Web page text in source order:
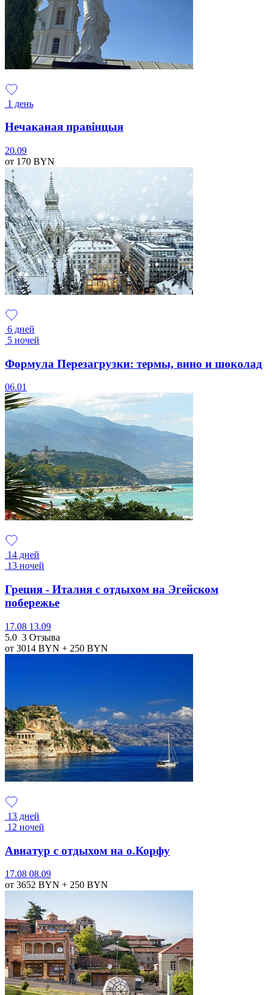
1 день
Нечаканая правінцыя
20.09
от 170 BYN
6 дней
5 ночей
Формула Перезагрузки: термы, вино и шоколад
06.01
14 дней
13 ночей
Греция - Италия с отдыхом на Эгейском
побережье
17.08 13.09
5.0 3 Отзыва
от 3014 BYN + 250 BYN
13 дней
12 ночей
Авиатур с отдыхом на о.Корфу
17.08 08.09
от 3652 BYN + 250 BYN